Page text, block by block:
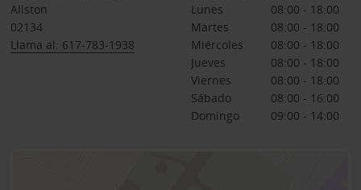
Allston
02134
Llama al: 617-783-1938
Lunes
08:00 - 18:00
Martes
08:00 - 18:00
Miércoles
08:00 - 18:00
Jueves
08:00 - 18:00
Viernes
08:00 - 18:00
Sábado
08:00 - 16:00
Domingo
09:00 - 14:00